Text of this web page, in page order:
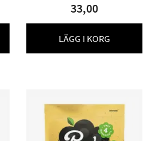
33,00
LÄGG I KORG